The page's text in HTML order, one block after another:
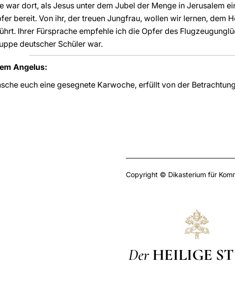
war dort, als Jesus unter dem Jubel der Menge in Jerusalem
bereit. Von ihr, der treuen Jungfrau, wollen wir lernen, dem
Ihrer Fürsprache empfehle ich die Opfer des
deutscher Schüler war.
Angelus:
euch eine gesegnete Karwoche, erfüllt von der
Copyright © Dikasterium für
Der HEILIGE